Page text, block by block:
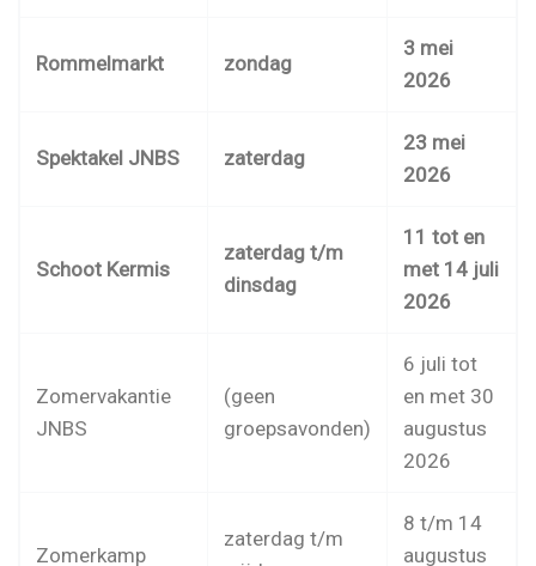
Rommelmarkt zondag
3 mei
2026
Spektakel JNBS zaterdag
23 mei
2026
Schoot Kermis
zaterdag t/m
dinsdag
11 tot en
met 14 juli
2026
Zomervakantie
JNBS
(geen
groepsavonden)
6 juli tot
en met 30
augustus
2026
Zomerkamp
zaterdag t/m
8 t/m 14
augustus